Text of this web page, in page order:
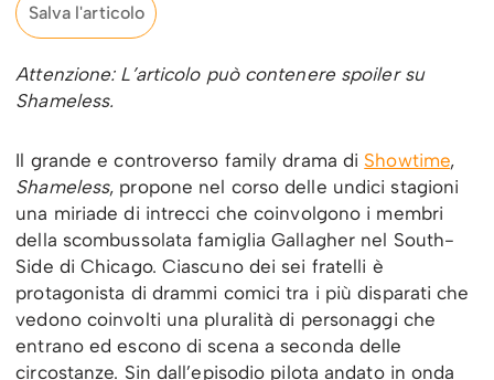
Salva l'articolo
Attenzione: L’articolo può contenere spoiler su
Shameless.
Il grande e controverso family drama di Showtime,
Shameless, propone nel corso delle undici stagioni
una miriade di intrecci che coinvolgono i membri
della scombussolata famiglia Gallagher nel South-
Side di Chicago. Ciascuno dei sei fratelli è
protagonista di drammi comici tra i più disparati che
vedono coinvolti una pluralità di personaggi che
entrano ed escono di scena a seconda delle
circostanze. Sin dall’episodio pilota andato in onda